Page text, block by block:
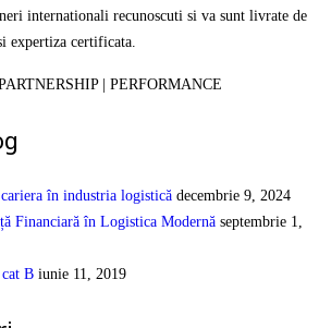
internationali recunoscuti si va sunt livrate de
expertiza certificata.
| PERFORMANCE
în industria logistică decembrie 9, 2024
Financiară în Logistica Modernă septembrie 1,
B iunie 11, 2019